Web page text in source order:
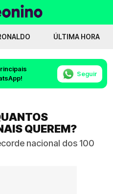
ÚLTIMA HORA
Seguir
QUEREM?
nacional dos 100